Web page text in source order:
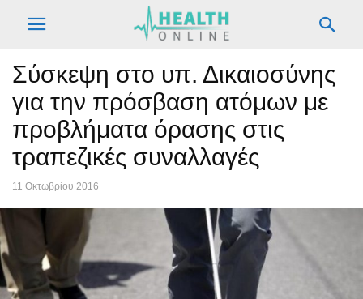
Σύσκεψη στο υπ. Δικαιοσύνης
για την πρόσβαση ατόμων με
προβλήματα όρασης στις
τραπεζικές συναλλαγές
11 Οκτωβρίου 2016